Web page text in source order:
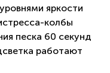
яркости
колбы
песка 60 секунд
работают